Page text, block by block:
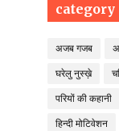
category
अजब गजब
घरेलु नुस्ख़े
परियों की कहानी
हिन्दी मोटिवेशन